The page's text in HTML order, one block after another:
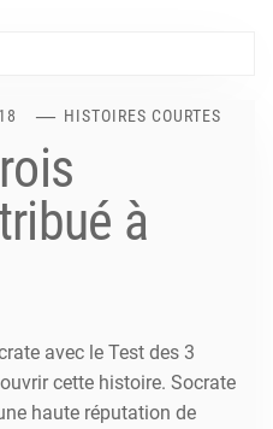
HISTOIRES COURTES
à
avec le Test des 3
cette histoire. Socrate
haute réputation de